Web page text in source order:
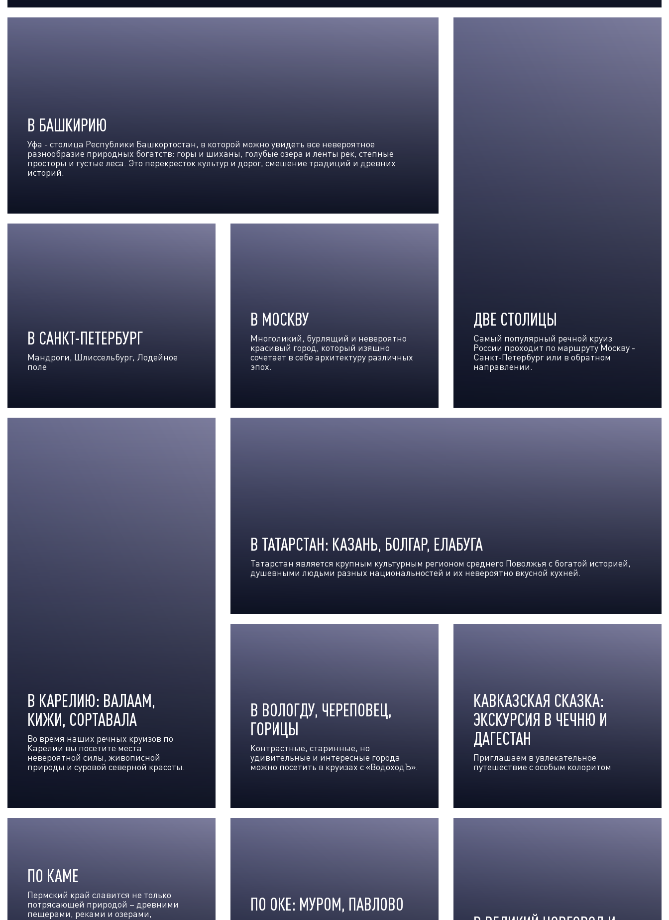
В БАШКИРИЮ
Уфа - столица Республики Башкортостан, в которой можно увидеть все невероятное
разнообразие природных богатств: горы и шиханы, голубые озера и ленты рек, степные
просторы и густые леса. Это перекресток культур и дорог, смешение традиций и древних
историй.
ДВЕ СТОЛИЦЫ
Самый популярный речной круиз
России проходит по маршруту Москву -
Санкт-Петербург или в обратном
направлении.
В САНКТ-ПЕТЕРБУРГ
Мандроги, Шлиссельбург, Лодейное
поле
В МОСКВУ
Многоликий, бурлящий и невероятно
красивый город, который изящно
сочетает в себе архитектуру различных
эпох.
В КАРЕЛИЮ: ВАЛААМ,
КИЖИ, СОРТАВАЛА
Во время наших речных круизов по
Карелии вы посетите места
невероятной силы, живописной
природы и суровой северной красоты.
В ТАТАРСТАН: КАЗАНЬ, БОЛГАР, ЕЛАБУГА
Татарстан является крупным культурным регионом среднего Поволжья с богатой историей,
душевными людьми разных национальностей и их невероятно вкусной кухней.
В ВОЛОГДУ, ЧЕРЕПОВЕЦ,
ГОРИЦЫ
Контрастные, старинные, но
удивительные и интересные города
можно посетить в круизах с «ВодоходЪ».
КАВКАЗСКАЯ СКАЗКА:
ЭКСКУРСИЯ В ЧЕЧНЮ И
ДАГЕСТАН
Приглашаем в увлекательное
путешествие с особым колоритом
ПО КАМЕ
Пермский край славится не только
потрясающей природой – древними
пещерами, реками и озерами,
ПО ОКЕ: МУРОМ, ПАВЛОВО